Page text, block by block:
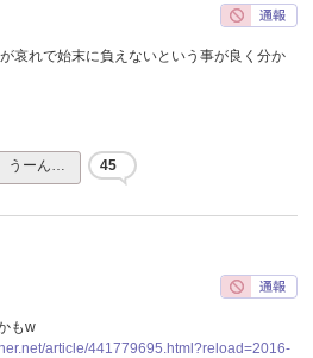
哀れで始末に負えないという事が良く分か
うーん… 45
もw
article/441779695.html?reload=2016-